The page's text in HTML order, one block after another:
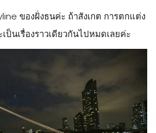
ของฝั่งธนค่ะ ถ้าสังเกต การตกแต่ง
ป็นเรื่องราวเดียวกันไปหมดเลยค่ะ